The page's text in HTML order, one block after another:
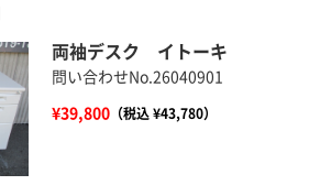
両袖デスク イトーキ
問い合わせNo.26040901
¥39,800（税込 ¥43,780）